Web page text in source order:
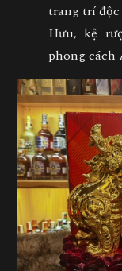
trang trí
Hưu, kệ
phong cách